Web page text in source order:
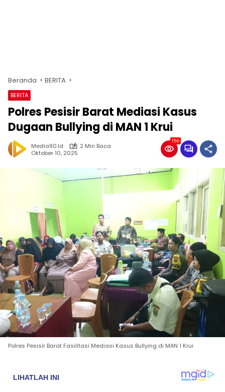
Beranda BERITA
BERITA
Polres Pesisir Barat Mediasi Kasus
Dugaan Bullying di MAN 1 Krui
Media90.id
2 Min Baca
Oktober 10, 2025
156
Polres Pesisir Barat Fasilitasi Mediasi Kasus Bullying di MAN 1 Krui